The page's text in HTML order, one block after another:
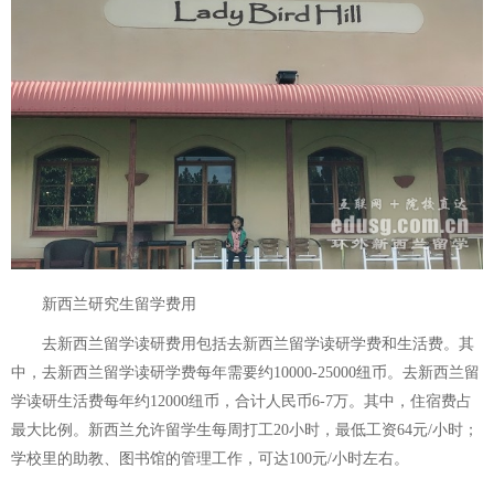
新西兰研究生留学费用
去新西兰留学读研费用包括去新西兰留学读研学费和生活费。其
中，去新西兰留学读研学费每年需要约10000-25000纽币。去新西兰留
学读研生活费每年约12000纽币，合计人民币6-7万。其中，住宿费占
最大比例。新西兰允许留学生每周打工20小时，最低工资64元/小时；
学校里的助教、图书馆的管理工作，可达100元/小时左右。